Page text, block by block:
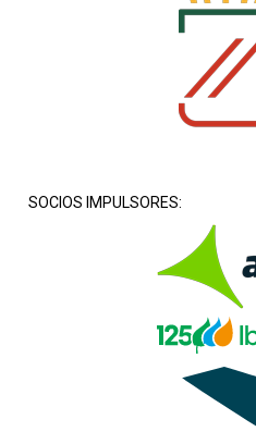
SOCIOS IMPULSORES: